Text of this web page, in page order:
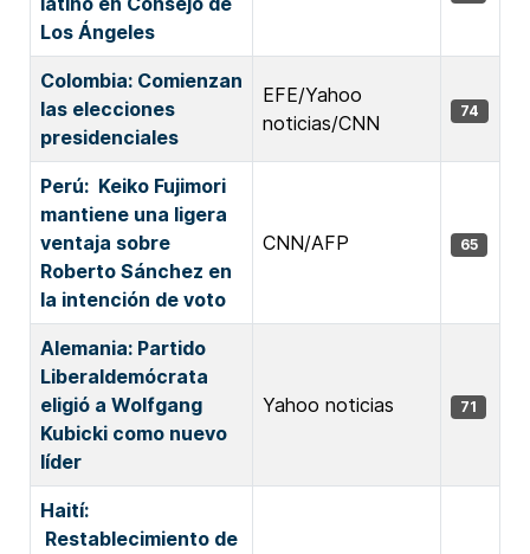
Los Ángeles
Colombia: Comienzan
las elecciones
presidenciales
EFE/Yahoo
noticias/CNN
74
Perú: Keiko Fujimori
mantiene una ligera
ventaja sobre
Roberto Sánchez en
la intención de voto
CNN/AFP 65
Alemania: Partido
Liberaldemócrata
eligió a Wolfgang
Kubicki como nuevo
líder
Yahoo noticias 71
Haití:
Restablecimiento de